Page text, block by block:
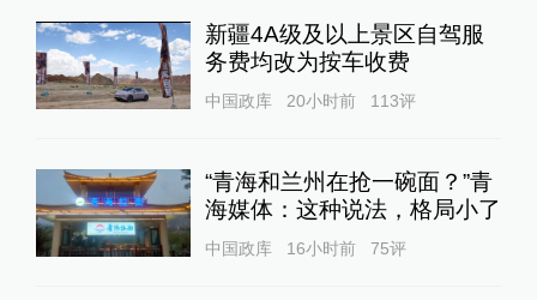
新疆4A级及以上景区自驾服
务费均改为按车收费
中国政库 20小时前 113评
“青海和兰州在抢一碗面？”青
海媒体：这种说法，格局小了
中国政库 16小时前 75评